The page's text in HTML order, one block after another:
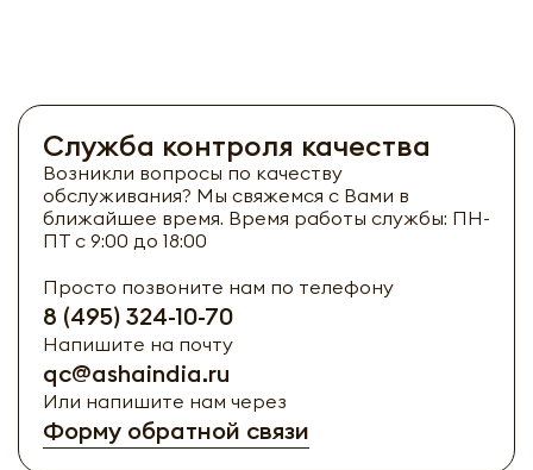
Служба контроля качества
Возникли вопросы по качеству
обслуживания? Мы свяжемся с Вами в
ближайшее время. Время работы службы: ПН-
ПТ с 9:00 до 18:00
Просто позвоните нам по телефону
8 (495) 324-10-70
Напишите на почту
qc@ashaindia.ru
Или напишите нам через
Форму обратной связи